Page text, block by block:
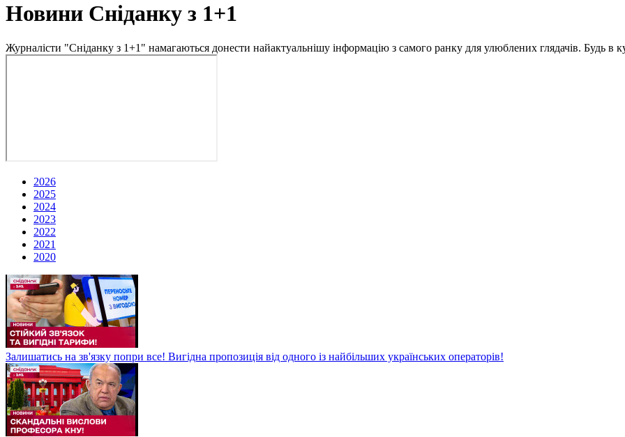
Новини Сніданку з 1+1
Журналісти "Сніданку з 1+1" намагаються донести найактуальнішу інформацію з самого ранку для улюблених глядачів. Будь в
2026
2025
2024
2023
2022
2021
2020
Залишатись на зв'язку попри все! Вигідна пропозиція від одного із найбільших українських операторів!